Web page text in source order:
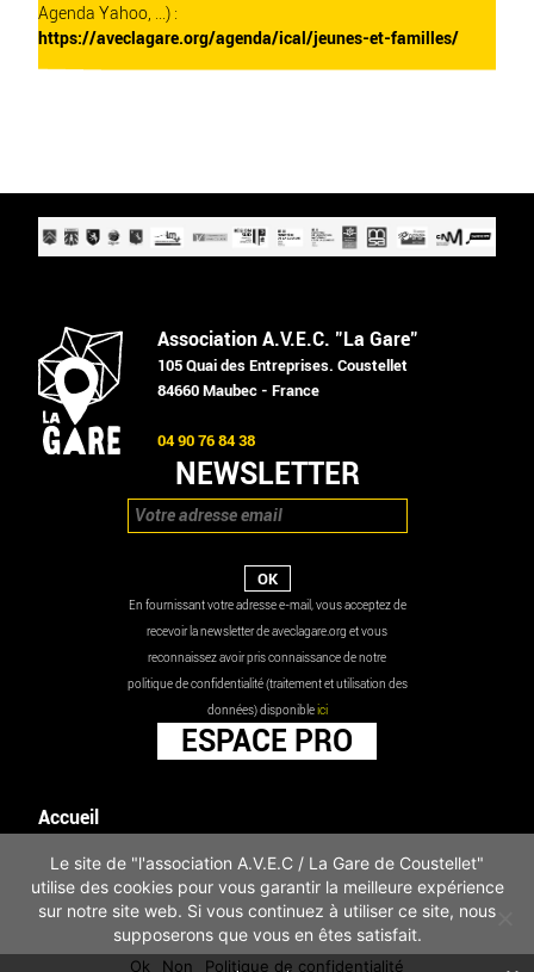
Agenda Yahoo, ...) :
https://aveclagare.org/agenda/ical/jeunes-et-familles/
Association A.V.E.C. "La Gare"
105 Quai des Entreprises. Coustellet
84660 Maubec - France
04 90 76 84 38
NEWSLETTER
En fournissant votre adresse e-mail, vous acceptez de
recevoir la newsletter de aveclagare.org et vous
reconnaissez avoir pris connaissance de notre
politique de confidentialité (traitement et utilisation des
données) disponibleici
ESPACE PRO
Accueil
Les actualités
Mentions légales
Infos pratiques
Politique de confidentialité
Le site de "l'association A.V.E.C / La Gare de Coustellet"
utilise des cookies pour vous garantir la meilleure expérience
sur notre site web. Si vous continuez à utiliser ce site, nous
supposerons que vous en êtes satisfait.
Ok Non Politique de confidentialité